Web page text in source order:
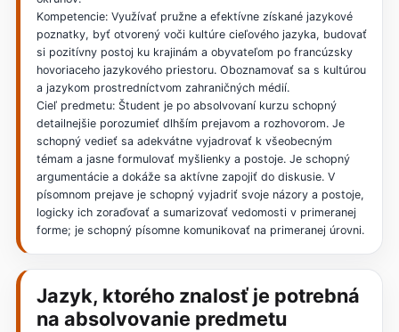
Kompetencie: Využívať pružne a efektívne získané jazykové
poznatky, byť otvorený voči kultúre cieľového jazyka, budovať
si pozitívny postoj ku krajinám a obyvateľom po francúzsky
hovoriaceho jazykového priestoru. Oboznamovať sa s kultúrou
a jazykom prostredníctvom zahraničných médií.
Cieľ predmetu: Študent je po absolvovaní kurzu schopný
detailnejšie porozumieť dlhším prejavom a rozhovorom. Je
schopný vedieť sa adekvátne vyjadrovať k všeobecným
témam a jasne formulovať myšlienky a postoje. Je schopný
argumentácie a dokáže sa aktívne zapojiť do diskusie. V
písomnom prejave je schopný vyjadriť svoje názory a postoje,
logicky ich zoraďovať a sumarizovať vedomosti v primeranej
forme; je schopný písomne komunikovať na primeranej úrovni.
Jazyk, ktorého znalosť je potrebná
na absolvovanie predmetu